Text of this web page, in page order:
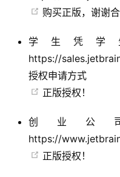
购买正版，谢谢合
学生凭学
https://
授权申请方式
正版授权！
创业公
https://
正版授权！